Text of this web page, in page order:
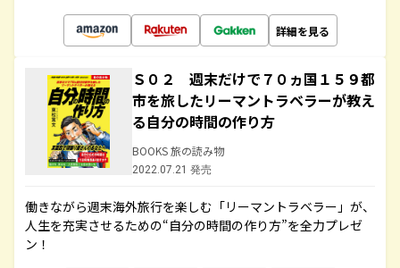
詳細を見る
Ｓ０２ 週末だけで７０ヵ国１５９都
市を旅したリーマントラベラーが教え
る自分の時間の作り方
BOOKS 旅の読み物
2022.07.21 発売
働きながら週末海外旅行を楽しむ「リーマントラベラー」が、
人生を充実させるための“自分の時間の作り方”を全力プレゼ
ン！